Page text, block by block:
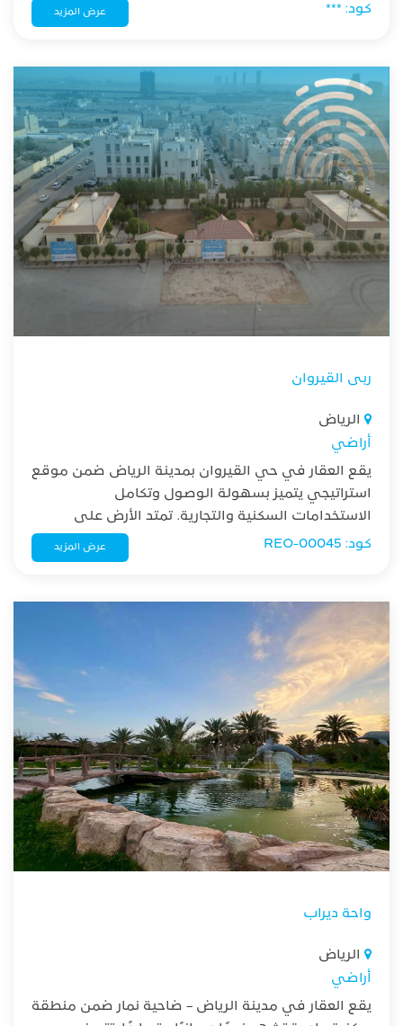
كود: *** عرض المزيد
ربى القيروان
الرياض
أراضي
يقع العقار في حي القيروان بمدينة الرياض ضمن موقع
استراتيجي يتميز بسهولة الوصول وتكامل
الاستخدامات السكنية والتجارية. تمتد الأرض على
مساحة مناسبة في منطقة تشهد نموًا عمرانيًا
واستثماريًا متسارعًا، مما يجعلها فرصة واعدة للتطوير.
كود: REO-00045 عرض المزيد
واحة ديراب
الرياض
أراضي
يقع العقار في مدينة الرياض – ضاحية نمار ضمن منطقة